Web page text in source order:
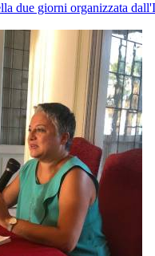
due giorni organizzata